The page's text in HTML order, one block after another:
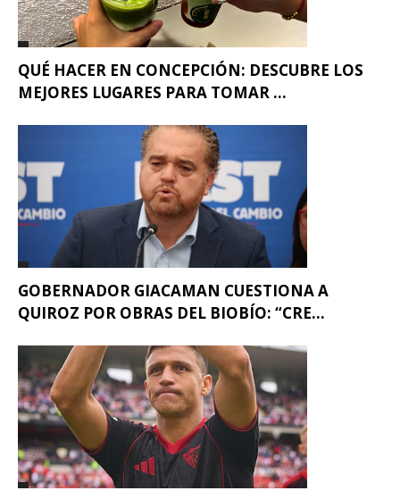
QUÉ HACER EN CONCEPCIÓN: DESCUBRE LOS
MEJORES LUGARES PARA TOMAR ...
GOBERNADOR GIACAMAN CUESTIONA A
QUIROZ POR OBRAS DEL BIOBÍO: “CRE...